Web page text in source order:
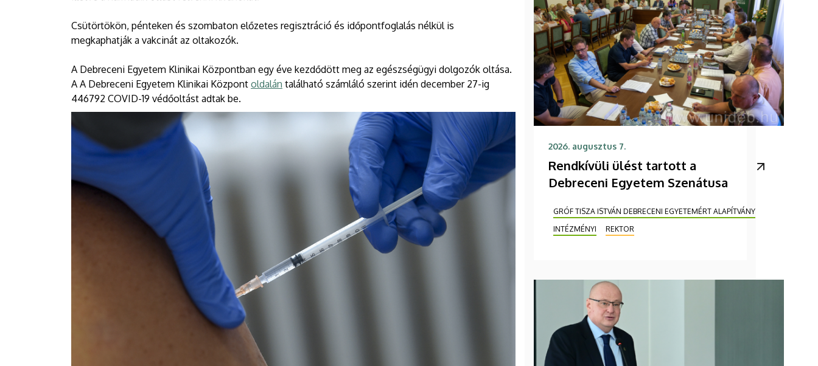
Csütörtökön, pénteken és szombaton előzetes regisztráció és időpontfoglalás nélkül is
megkaphatják a vakcinát az oltakozók.
A Debreceni Egyetem Klinikai Központban egy éve kezdődött meg az egészségügyi dolgozók oltása.
A A Debreceni Egyetem Klinikai Központ oldalán található számláló szerint idén december 27-ig
446792 COVID-19 védőoltást adtak be.
2026. augusztus 7.
Rendkívüli ülést tartott a
Debreceni Egyetem Szenátusa
GRÓF TISZA ISTVÁN DEBRECENI EGYETEMÉRT ALAPÍTVÁNY
INTÉZMÉNYI
REKTOR